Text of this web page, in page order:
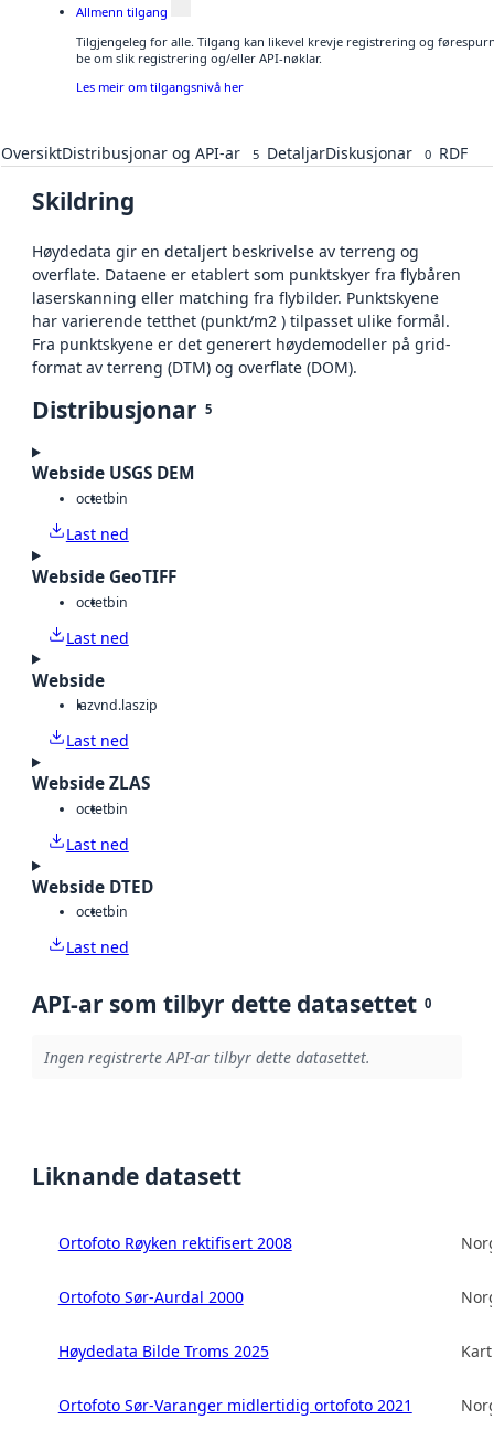
Allmenn tilgang
Tilgjengeleg for alle. Tilgang kan likevel krevje registrering og
be om slik registrering og/eller API-nøklar.
Les meir om tilgangsnivå her
OversiktDistribusjonar og API-ar 5 DetaljarDiskusjonar 0 RDF
Skildring
Høydedata gir en detaljert beskrivelse av terreng og
overflate. Dataene er etablert som punktskyer fra flybåren
laserskanning eller matching fra flybilder. Punktskyene
har varierende tetthet (punkt/m2 ) tilpasset ulike formål.
Fra punktskyene er det generert høydemodeller på grid-
format av terreng (DTM) og overflate (DOM).
Distribusjonar 5
Webside USGS DEM
octetbin
Last ned
Webside GeoTIFF
octetbin
Last ned
Webside
lazvnd.laszip
Last ned
Webside ZLAS
octetbin
Last ned
Webside DTED
octetbin
Last ned
API-ar som tilbyr dette datasettet 0
Ingen registrerte API-ar tilbyr dette datasettet.
Liknande datasett
Ortofoto Røyken rektifisert 2008
Ortofoto Sør-Aurdal 2000
Høydedata Bilde Troms 2025
Ortofoto Sør-Varanger midlertidig ortofoto 2021